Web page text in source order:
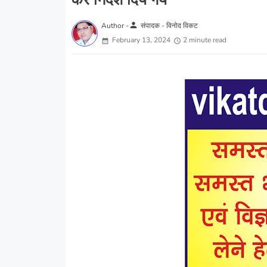
Author -person संपादक - विनोद विकट
February 13, 2024
2 minute read